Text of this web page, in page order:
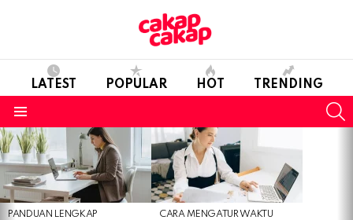
LATEST POPULAR HOT TRENDING
LATEST
STORIES
PANDUAN LENGKAP
CARA MENGATUR WAKTU